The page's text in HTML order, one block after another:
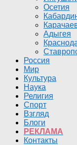
Осетия
Адыгея
Россия
Мир
Культура
Наука
Религия
Спорт
Взгляд
Блоги
РЕКЛАМА
Контакты